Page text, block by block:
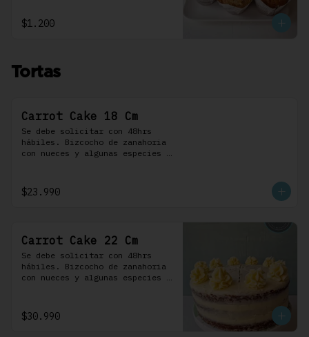
$1.200
Tortas
Carrot Cake 18 Cm
Se debe solicitar con 48hrs
hábiles. Bizcocho de zanahoria
con nueces y algunas especies
crema.
$23.990
Carrot Cake 22 Cm
Se debe solicitar con 48hrs
hábiles. Bizcocho de zanahoria
con nueces y algunas especies
crema.
$30.990